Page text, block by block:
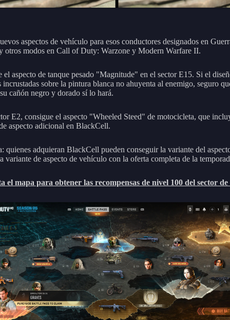
aspectos de vehículo para esos conductores designados en
otros modos en Call of Duty: Warzone y Modern Warfare II.
el aspecto de tanque pesado "Magnitude" en el sector E15. Si el
incrustadas sobre la pintura blanca no ahuyenta al enemigo, seguro
cañón negro y dorado sí lo hará.
E2, consigue el aspecto "Wheeled Steed" de motocicleta, que
aspecto adicional en BlackCell.
quienes adquieran BlackCell pueden conseguir la variante del
variante de aspecto de vehículo con la oferta completa de la
el mapa para obtener las recompensas de nivel 100 del sector